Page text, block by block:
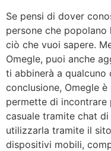
Se pensi di dover
persone che
ciò che vuoi sapere.
Omegle, puoi anche
ti abbinerà a qualcuno
conclusione, Omegle
permette di incontrare
casuale tramite chat
utilizzarla tramite il
dispositivi mobili,